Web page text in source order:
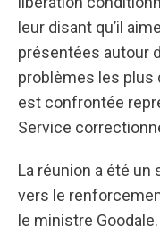
leur disant qu’il
présentées autour
problèmes les plus
est confrontée
Service
La réunion a été
vers le
le ministre